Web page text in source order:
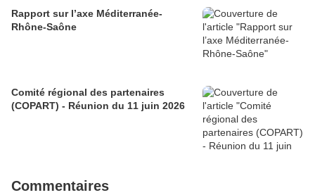
Rapport sur l’axe Méditerranée-
Rhône-Saône
Comité régional des partenaires
(COPART) - Réunion du 11 juin 2026
Commentaires